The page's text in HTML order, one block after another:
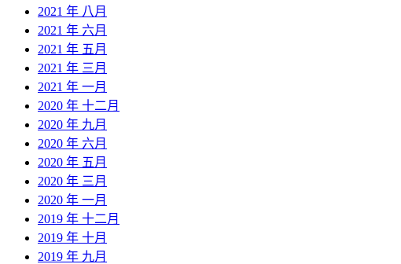
2021 年 八月
2021 年 六月
2021 年 五月
2021 年 三月
2021 年 一月
2020 年 十二月
2020 年 九月
2020 年 六月
2020 年 五月
2020 年 三月
2020 年 一月
2019 年 十二月
2019 年 十月
2019 年 九月